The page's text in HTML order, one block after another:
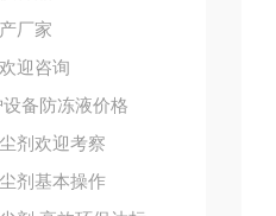
厂家
迎咨询
备防冻液价格
剂欢迎考察
剂基本操作